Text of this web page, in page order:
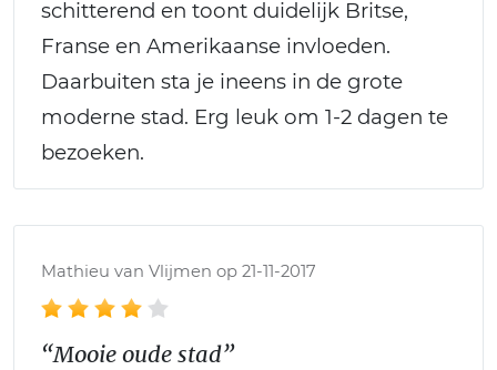
schitterend en toont duidelijk Britse,
Franse en Amerikaanse invloeden.
Daarbuiten sta je ineens in de grote
moderne stad. Erg leuk om 1-2 dagen te
bezoeken.
Mathieu van Vlijmen op 21-11-2017
“Mooie oude stad”